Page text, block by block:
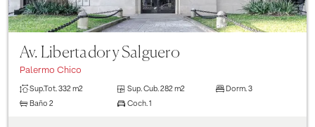
Av. Libertador y Salguero
Palermo Chico
Sup.Tot. 332 m2 Sup. Cub. 282 m2 Dorm. 3
Baño 2 Coch. 1